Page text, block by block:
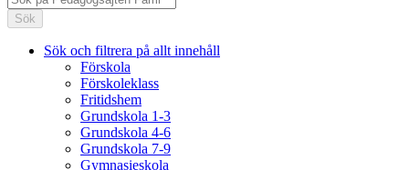
Sök
Sök och filtrera på allt innehåll
Förskola
Förskoleklass
Fritidshem
Grundskola 1-3
Grundskola 4-6
Grundskola 7-9
Gymnasieskola